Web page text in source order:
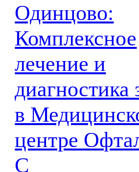
Одинцово:
Комплексное
лечение и
диагностика
в
центре
С